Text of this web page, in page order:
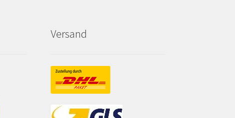
Versand